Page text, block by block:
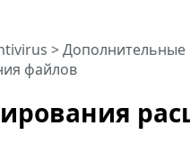
>Дополнительные
файлов